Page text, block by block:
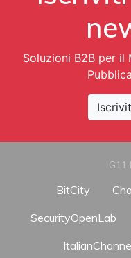
Soluzioni B2B per il
G11
BitCity
SecurityOpenLab